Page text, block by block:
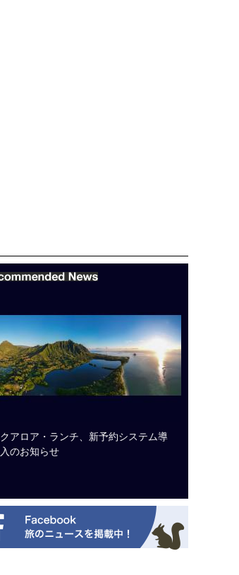
クアロア・ランチ、新予約システム導
入のお知らせ